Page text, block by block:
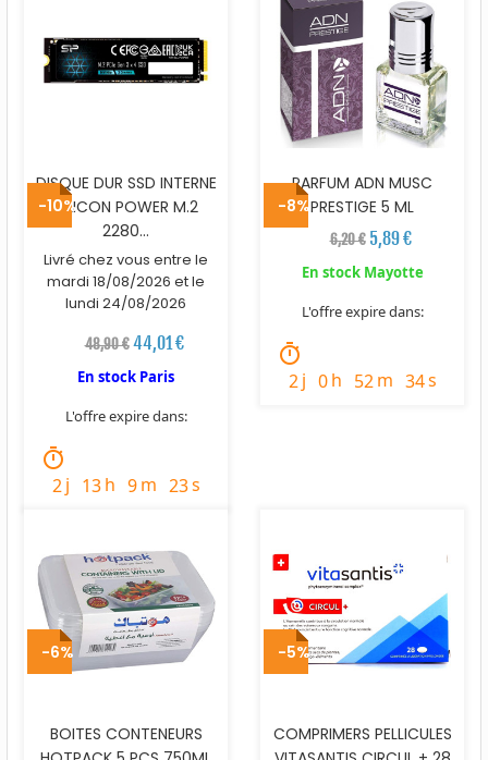
DISQUE DUR SSD INTERNE
SILICON POWER M.2
2280...
Livré chez vous entre le
mardi 18/08/2026 et le
lundi 24/08/2026
48,90 € 44,01 €
En stock Paris
L'offre expire dans:
timer
2j 13h 9m 22s
PARFUM ADN MUSC
PRESTIGE 5 ML
6,20 € 5,89 €
En stock Mayotte
L'offre expire dans:
timer
2j 0h 52m 33s
-10%
BOITES CONTENEURS
-8%
COMPRIMERS PELLICULES
-6% -5%